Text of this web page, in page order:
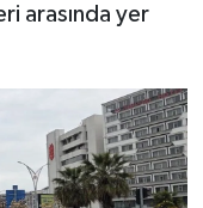
arasında yer